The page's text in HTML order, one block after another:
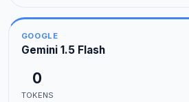
GOOGLE
Gemini 1.5 Flash
0
TOKENS